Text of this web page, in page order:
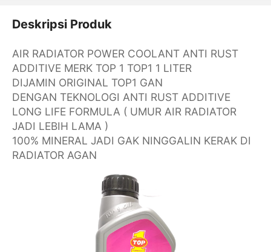
Deskripsi Produk
AIR RADIATOR POWER COOLANT ANTI RUST
ADDITIVE MERK TOP 1 TOP1 1 LITER
DIJAMIN ORIGINAL TOP1 GAN
DENGAN TEKNOLOGI ANTI RUST ADDITIVE
LONG LIFE FORMULA ( UMUR AIR RADIATOR
JADI LEBIH LAMA )
100% MINERAL JADI GAK NINGGALIN KERAK DI
RADIATOR AGAN